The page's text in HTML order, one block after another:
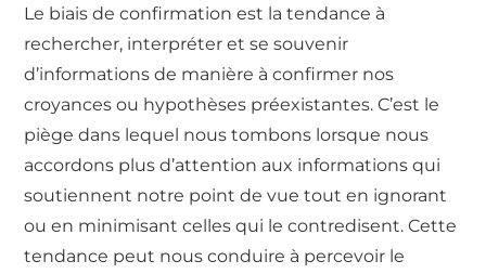
Le biais de confirmation est la tendance à
rechercher, interpréter et se souvenir
d’informations de manière à confirmer nos
croyances ou hypothèses préexistantes. C’est le
piège dans lequel nous tombons lorsque nous
accordons plus d’attention aux informations qui
soutiennent notre point de vue tout en ignorant
ou en minimisant celles qui le contredisent. Cette
tendance peut nous conduire à percevoir le